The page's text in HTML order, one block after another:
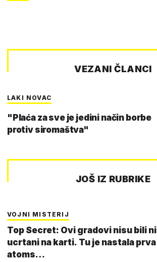
VEZANI ČLANCI
LAKI NOVAC
"Plaća za sve je jedini način borbe
protiv siromaštva"
JOŠ IZ RUBRIKE
VOJNI MISTERIJ
Top Secret: Ovi gradovi nisu bili ni
ucrtani na karti. Tu je nastala prva
atoms…